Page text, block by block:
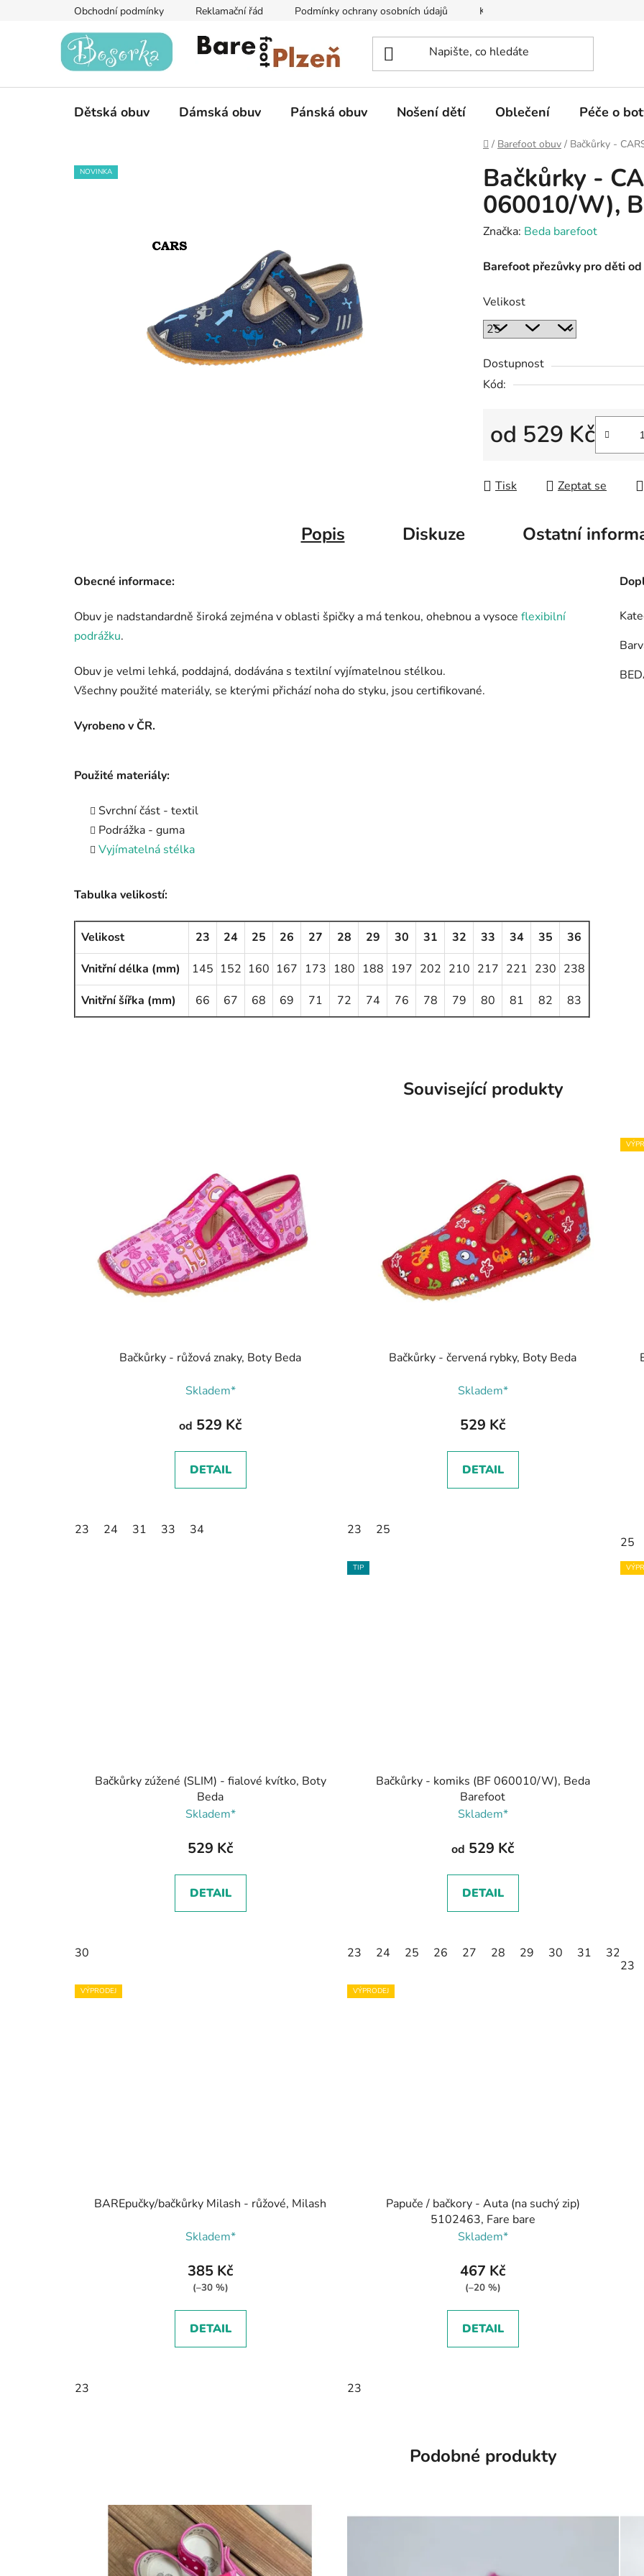
Obchodní podmínky Reklamační řád Podmínky ochrany osobních údajů Kontakty na prodejny
Dětská obuv Dámská obuv Pánská obuv Nošení dětí Oblečení Péče o
Domů
/ Barefoot obuv / Bačkůrky -
Bačkůrky -
060010/W),
Značka: Beda barefoot
Barefoot přezůvky pro děti
Velikost
Dostupnost
Kód:
od 529 Kč
Tisk
Zeptat se
NOVINKA
Popis Diskuze Ostatní
Obecné informace:
Obuv je nadstandardně široká zejména v oblasti špičky a má tenkou, ohebnou a vysoce flexibilní
podrážku.
Obuv je velmi lehká, poddajná, dodávána s textilní vyjímatelnou stélkou.
Všechny použité materiály, se kterými přichází noha do styku, jsou certifikované.
Vyrobeno v ČR.
Použité materiály:
Svrchní část - textil
Podrážka - guma
Vyjímatelná stélka
Tabulka velikostí:
Velikost 23 24 25 26 27 28 29 30 31 32 33 34 35
36
Vnitřní délka (mm)
145 152 160 167 173 180 188 197 202 210 217 221 230 238
Vnitřní šířka (mm)
66 67 68 69 71 72 74 76 78 79 80 81 82 83
Související produkty
Bačkůrky - růžová znaky, Boty Beda
Skladem*
od 529 Kč
DETAIL
23 24 31 33 34
Bačkůrky - červená rybky, Boty Beda
Skladem*
529 Kč
DETAIL
23 25
25
Bačkůrky zúžené (SLIM) - fialové kvítko, Boty
Beda
Skladem*
529 Kč
DETAIL
30
TIP
Bačkůrky - komiks (BF 060010/W), Beda
Barefoot
Skladem*
od 529 Kč
DETAIL
23 24 25 26 27 28 29 30 31 32
23
VÝPRODEJ
BAREpučky/bačkůrky Milash - růžové, Milash
Skladem*
385 Kč
(–30 %)
DETAIL
23
VÝPRODEJ
Papuče / bačkory - Auta (na suchý zip)
5102463, Fare bare
Skladem*
467 Kč
(–20 %)
DETAIL
23
Podobné produkty